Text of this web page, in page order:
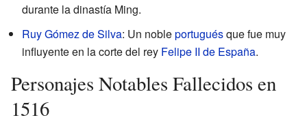
durante la dinastía Ming.
Ruy Gómez de Silva: Un nobleportuguésque fue muy
influyente en la corte del rey Felipe II de España.
Personajes Notables Fallecidos en
1516